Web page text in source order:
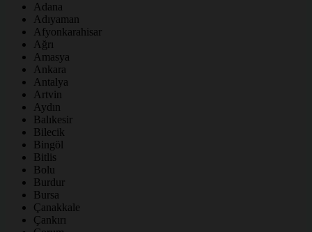
Adana
Adıyaman
Afyonkarahisar
Ağrı
Amasya
Ankara
Antalya
Artvin
Aydın
Balıkesir
Bilecik
Bingöl
Bitlis
Bolu
Burdur
Bursa
Çanakkale
Çankırı